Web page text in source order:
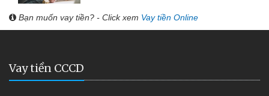
Bạn muốn vay tiền? - Click xem Vay tiền Online
Vay tiền CCCD